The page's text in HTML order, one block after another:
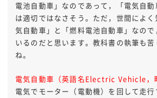
電池自動車」なのであって，「電気自
は適切ではなさそう。ただ，世間によ
気自動車」と「燃料電池自動車」なの
いるのだと思います。教科書の執筆も
ね。
電気自動車（英語名Electric Vehicle，
電気でモーター（電動機）を回して走